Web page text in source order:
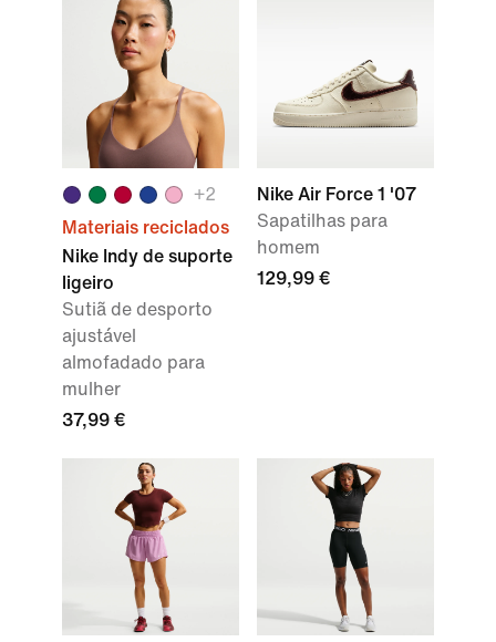
+2
Materiais reciclados
Nike Indy de suporte
ligeiro
Sutiã de desporto
ajustável
almofadado para
mulher
37,99 €
Nike Air Force 1 '07
Sapatilhas para
homem
129,99 €